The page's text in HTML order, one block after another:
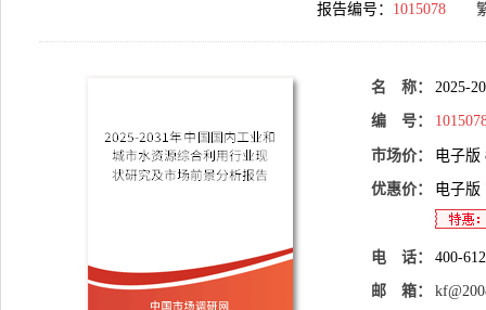
报告编号： 1015078
名 称： 2025-
编 号：
市场价： 电子版
优惠价： 电子版
电 话： 400-
邮 箱：